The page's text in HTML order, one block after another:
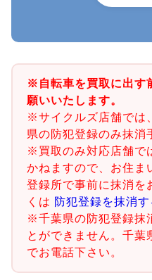
※自転車を買取に出す
願いいたします。
※サイクルズ店舗では
県の防犯登録のみ抹消
※買取のみ対応店舗で
かねますので、お住ま
登録所で事前に抹消を
くは 防犯登録を抹消
※千葉県の防犯登録抹
とができません。千葉
でお電話下さい。